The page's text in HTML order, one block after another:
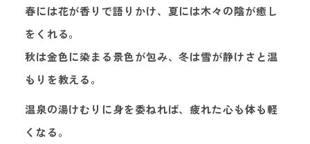
春には花が香りで語りかけ、夏には木々の陰が癒し
をくれる。
秋は金色に染まる景色が包み、冬は雪が静けさと温
もりを教える。
温泉の湯けむりに身を委ねれば、疲れた心も体も軽
くなる。